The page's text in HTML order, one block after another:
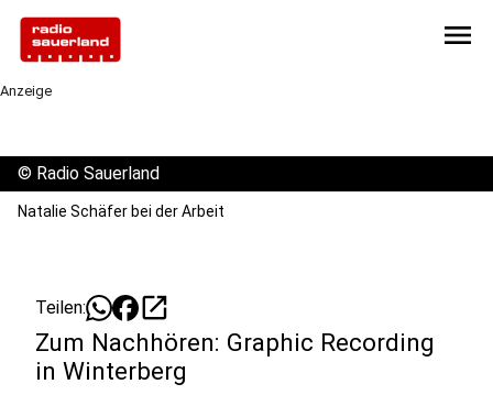
menu
Anzeige
© Radio Sauerland
Natalie Schäfer bei der Arbeit
Teilen: open_in_new
Zum Nachhören: Graphic Recording
in Winterberg